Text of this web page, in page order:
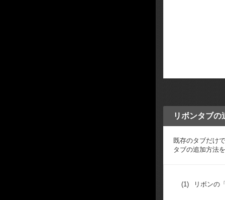
リボンタブの
既存のタブだけ
タブの追加方法
(1) リボンの